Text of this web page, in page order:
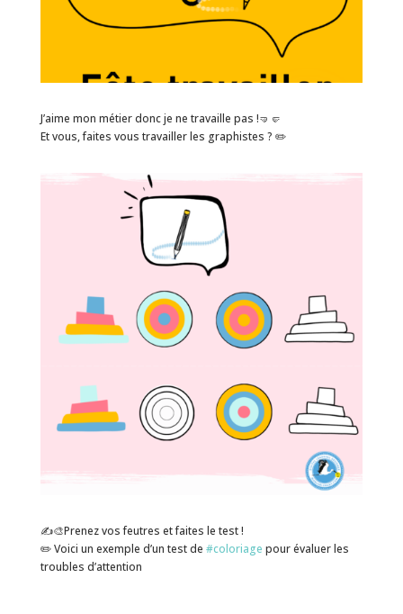
J’aime mon métier donc je ne travaille pas !🤜🤛
Et vous, faites vous travailler les graphistes ? ✏️
✍️🎨Prenez vos feutres et faites le test !
✏️ Voici un exemple d’un test de #coloriage pour évaluer les
troubles d’attention